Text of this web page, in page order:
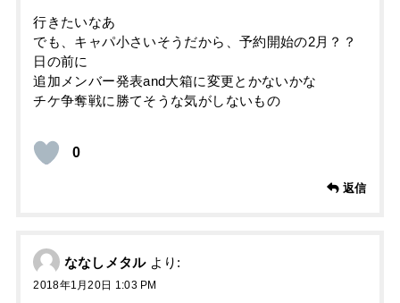
行きたいなあ
でも、キャパ小さいそうだから、予約開始の2月？？
日の前に
追加メンバー発表and大箱に変更とかないかな
チケ争奪戦に勝てそうな気がしないもの
0
返信
ななしメタル より:
2018年1月20日 1:03 PM